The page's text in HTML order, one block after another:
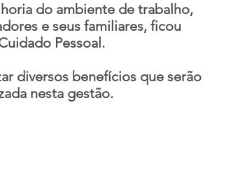
do ambiente de trabalho,
e seus familiares, ficou
Pessoal.
diversos benefícios que serão
nesta gestão.